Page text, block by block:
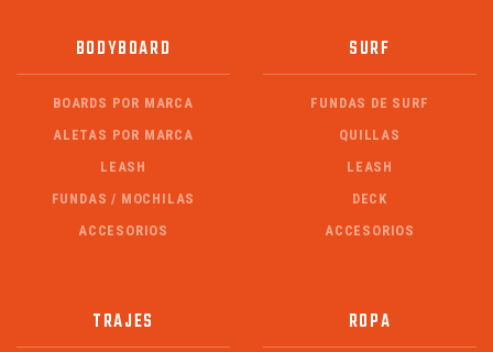
BODYBOARD
BOARDS POR MARCA
ALETAS POR MARCA
LEASH
FUNDAS / MOCHILAS
ACCESORIOS
SURF
FUNDAS DE SURF
QUILLAS
LEASH
DECK
ACCESORIOS
TRAJES ROPA